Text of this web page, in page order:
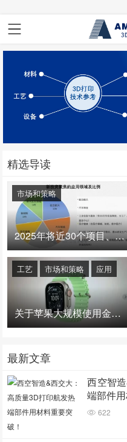
精选导读
2025年将近30个项目、150亿投资：3D打印真的迎来爆发拐点了吗
市场和策略
关于苹果大规模使用金属3D打印的思考
工艺 市场和策略 应用
最新文章
西空智
端部件
622